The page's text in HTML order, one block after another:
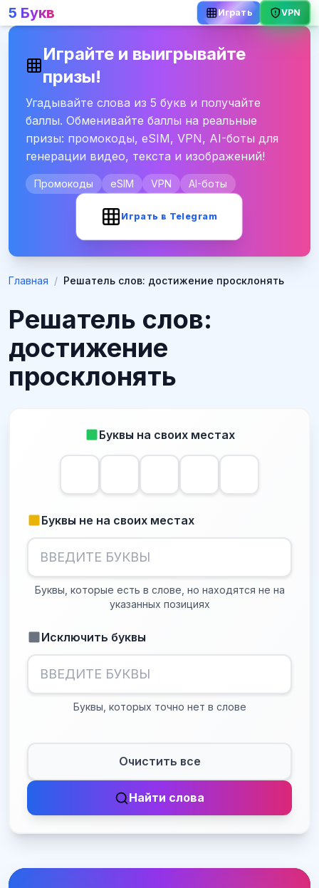
5 Букв Играть VPN
Играйте и выигрывайте
призы!
Угадывайте слова из 5 букв и получайте
баллы. Обменивайте баллы на реальные
призы: промокоды, eSIM, VPN, AI-боты для
генерации видео, текста и изображений!
Промокоды eSIM VPN AI-боты
Играть в Telegram
Главная / Решатель слов: достижение просклонять
Решатель слов:
достижение
просклонять
Буквы на своих местах
Буквы не на своих местах
Буквы, которые есть в слове, но находятся не на
указанных позициях
Исключить буквы
Буквы, которых точно нет в слове
Очистить все
Найти слова